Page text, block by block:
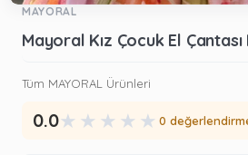
MAYORAL
Mayoral Kız Çocuk El
Tüm MAYORAL Ürünleri
0.0★ ★ ★ ★ ★ 0